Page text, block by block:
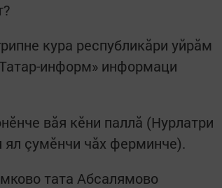
кура республикăри уйрăм
информ» информаци
вăя кӗни паллă (Нурлатри
ял çумӗнчи чăх ферминче).
тата Абсалямово